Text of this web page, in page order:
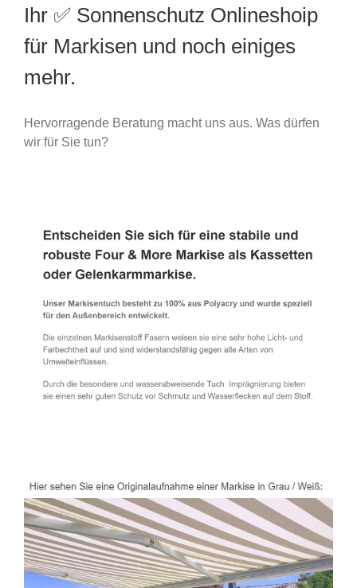
Ihr ✅ Sonnenschutz Onlineshoip
für Markisen und noch einiges
mehr.
Hervorragende Beratung macht uns aus. Was dürfen
wir für Sie tun?